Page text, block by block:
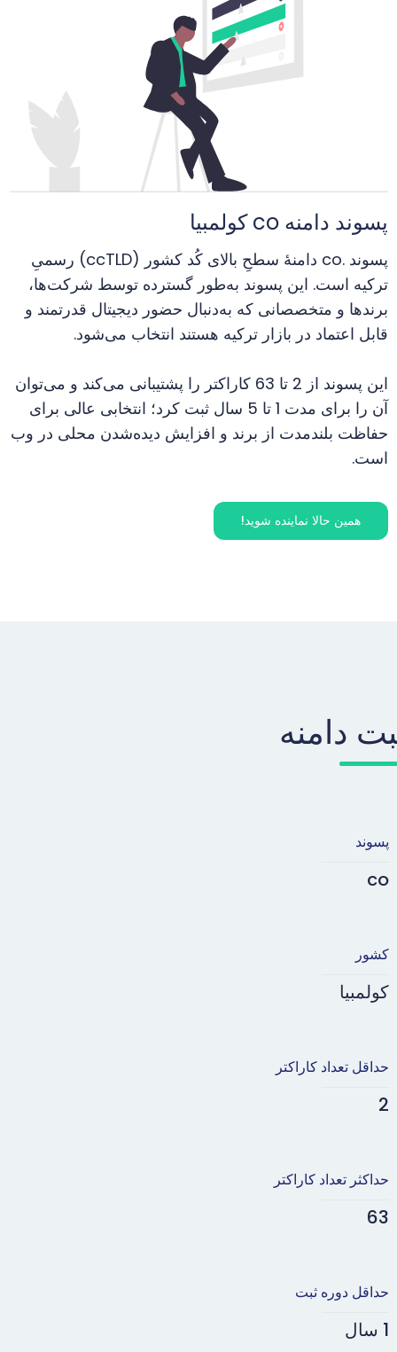
پسوند دامنه co کولمبیا
پسوند .co دامنهٔ سطحِ بالای کُد کشور (ccTLD) رسمیِ
ترکیه است. این پسوند به‌طور گسترده توسط شرکت‌ها،
برندها و متخصصانی که به‌دنبال حضور دیجیتال قدرتمند و
قابل اعتماد در بازار ترکیه هستند انتخاب می‌شود.
این پسوند از 2 تا 63 کاراکتر را پشتیبانی می‌کند و می‌توان
آن را برای مدت 1 تا 5 سال ثبت کرد؛ انتخابی عالی برای
حفاظت بلندمدت از برند و افزایش دیده‌شدن محلی در وب
است.
همین حالا نماینده شوید!
دامنه
پسوند
co
کشور
کولمبیا
حداقل تعداد کاراکتر
2
حداکثر تعداد کاراکتر
63
حداقل دوره ثبت
1 سال